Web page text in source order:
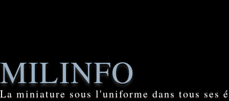
MILINFO
La miniature sous l'uniforme dans tous ses